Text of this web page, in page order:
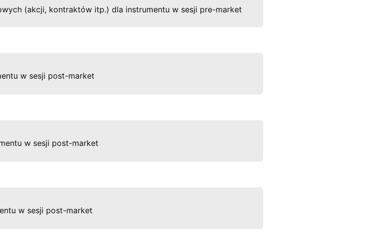
(akcji, kontraktów itp.) dla instrumentu w sesji pre-market
w sesji post-market
w sesji post-market
w sesji post-market